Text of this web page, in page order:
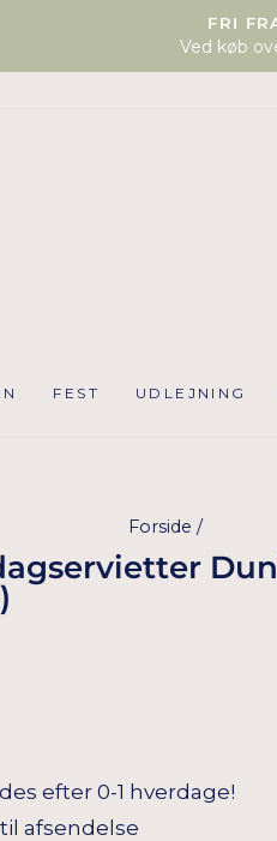
FRI
Ved køb
FEST UDLEJNING
Forside /
efter 0-1 hverdage!
afsendelse